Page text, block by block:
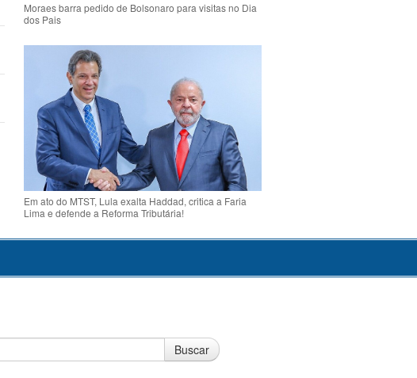
Moraes barra pedido de Bolsonaro para visitas no Dia
dos Pais
Em ato do MTST, Lula exalta Haddad, critica a Faria
Lima e defende a Reforma Tributária!
Buscar